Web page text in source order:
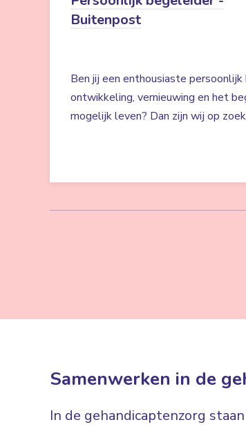
Buitenpost
Ben jij een enthousiaste
ontwikkeling, vernieuwing en het
mogelijk leven? Dan zijn wij op zoek
Samenwerken in de
In de gehandicaptenzorg